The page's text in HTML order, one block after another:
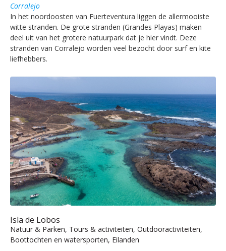
Corralejo
In het noordoosten van Fuerteventura liggen de allermooiste
witte stranden. De grote stranden (Grandes Playas) maken
deel uit van het grotere natuurpark dat je hier vindt. Deze
stranden van Corralejo worden veel bezocht door surf en kite
liefhebbers.
Isla de Lobos
Natuur & Parken, Tours & activiteiten, Outdooractiviteiten,
Boottochten en watersporten, Eilanden